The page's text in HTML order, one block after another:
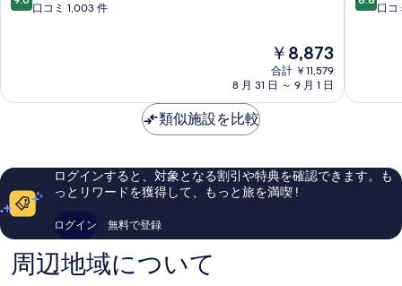
す
択
す
の
写
真
を
表
可
ー
ス
宮
戸
市
部
段
も
し
口
コ
1,003
件
口コミ 1,003 件
現
在
の
￥8,873
合計 ￥11,579
8 月 31 日 ～ 9 月 1 日
ル
ロ
戸
市
段
に
コ
ミ
口コ
類似施設を比較
ログインすると、対象となる割引や特典を確認できます。も
っとリワードを獲得して、もっと旅を満喫 !
ログイン 無料で登録
周辺地域について